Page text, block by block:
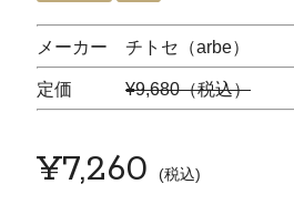
メーカー チトセ（arbe）
定価 ¥9,680（税込）
¥7,260 税込